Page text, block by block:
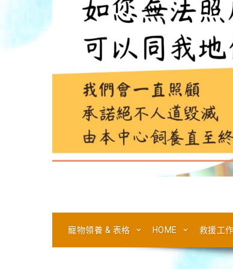
寵物領養 & 表格 HOME 救援工